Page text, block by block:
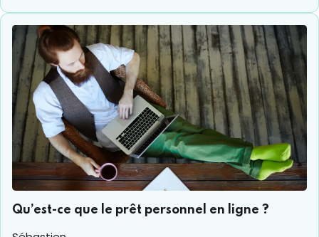
Qu’est-ce que le prêt personnel en ligne ?